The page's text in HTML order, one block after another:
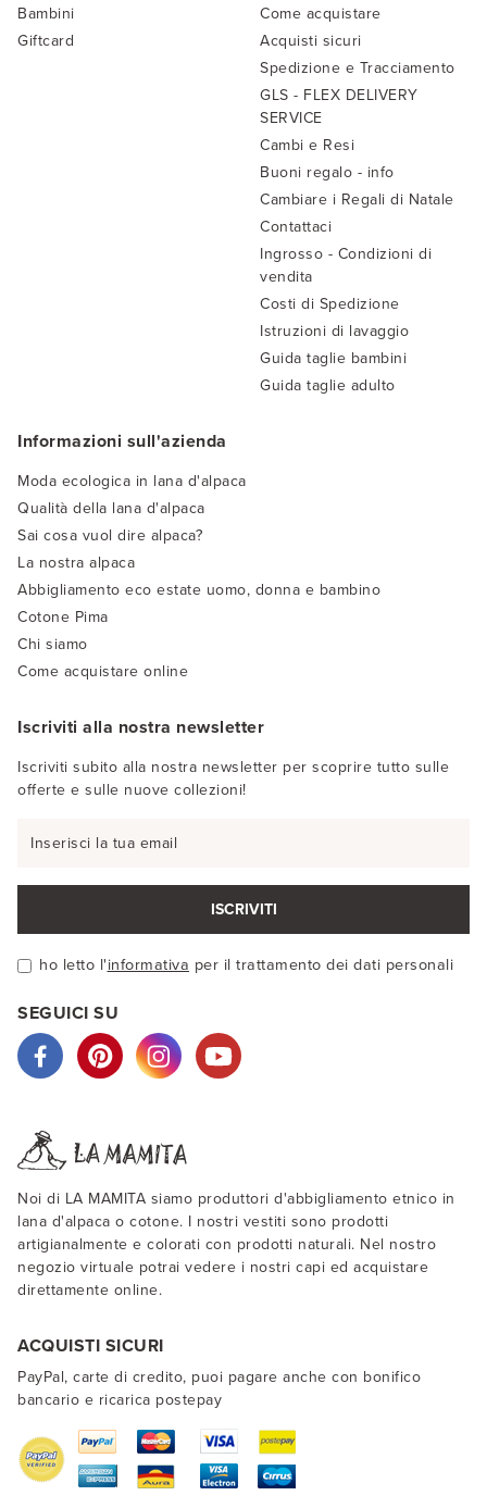
Bambini
Giftcard
Informazioni sull'azienda
Moda ecologica in lana d'alpaca
Qualità della lana d'alpaca
Sai cosa vuol dire alpaca?
La nostra alpaca
Abbigliamento eco estate uomo, donna e bambino
Cotone Pima
Chi siamo
Come acquistare online
Come acquistare
Acquisti sicuri
Spedizione e Tracciamento
GLS - FLEX DELIVERY
SERVICE
Cambi e Resi
Buoni regalo - info
Cambiare i Regali di Natale
Contattaci
Ingrosso - Condizioni di
vendita
Costi di Spedizione
Istruzioni di lavaggio
Guida taglie bambini
Guida taglie adulto
Iscriviti alla nostra newsletter
Iscriviti subito alla nostra newsletter per scoprire tutto sulle
offerte e sulle nuove collezioni!
ISCRIVITI
ho letto l'informativa per il trattamento dei dati personali
SEGUICI SU
Noi di LA MAMITA siamo produttori d'abbigliamento etnico in
lana d'alpaca o cotone. I nostri vestiti sono prodotti
artigianalmente e colorati con prodotti naturali. Nel nostro
negozio virtuale potrai vedere i nostri capi ed acquistare
direttamente online.
ACQUISTI SICURI
PayPal, carte di credito, puoi pagare anche con bonifico
bancario e ricarica postepay